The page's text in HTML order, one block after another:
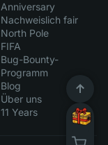
Anniversary
Nachweislich fair
North Pole
FIFA
Bug-Bounty-
Programm
Blog
Über uns
11 Years